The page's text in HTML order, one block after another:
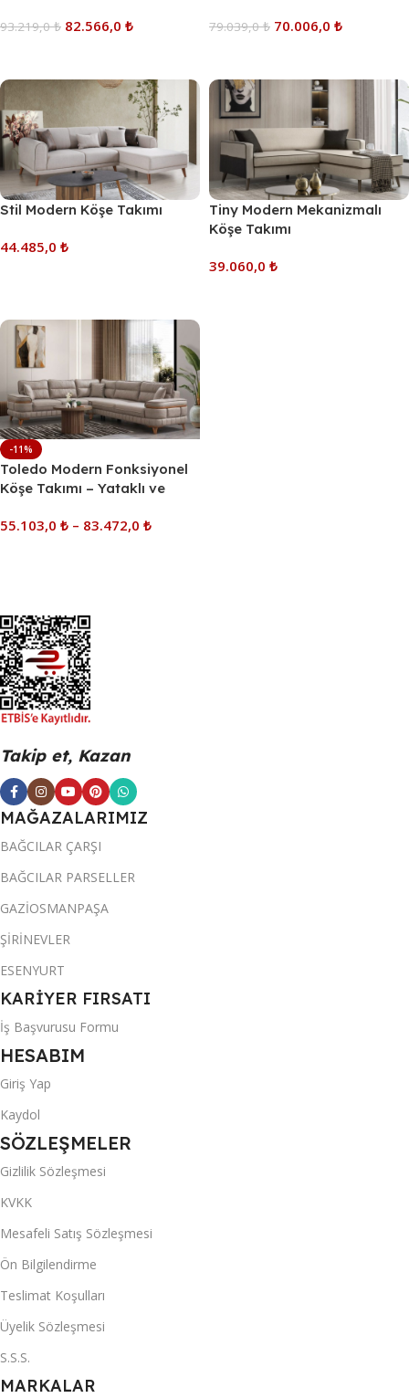
93.219,0₺ 82.566,0 ₺ 79.039,0₺ 70.006,0 ₺
Stil Modern Köşe Takımı
44.485,0 ₺
Tiny Modern Mekanizmalı
Köşe Takımı
39.060,0 ₺
-11%
Toledo Modern Fonksiyonel
Köşe Takımı – Yataklı ve
55.103,0 ₺ – 83.472,0 ₺
Takip et, Kazan
MAĞAZALARIMIZ
BAĞCILAR ÇARŞI
BAĞCILAR PARSELLER
GAZİOSMANPAŞA
ŞİRİNEVLER
ESENYURT
KARİYER FIRSATI
İş Başvurusu Formu
HESABIM
Giriş Yap
Kaydol
SÖZLEŞMELER
Gizlilik Sözleşmesi
KVKK
Mesafeli Satış Sözleşmesi
Ön Bilgilendirme
Teslimat Koşulları
Üyelik Sözleşmesi
S.S.S.
MARKALAR